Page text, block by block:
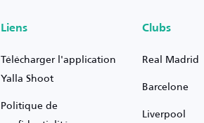
Liens
Télécharger l'application
Yalla Shoot
Politique de
Clubs
Real Madrid
Barcelone
Liverpool